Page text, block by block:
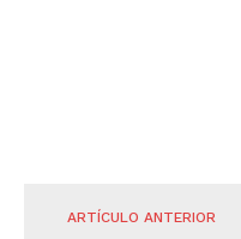
ARTÍCULO ANTERIOR